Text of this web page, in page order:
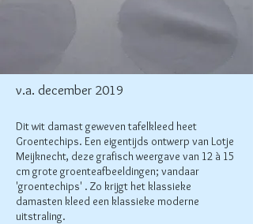
v.a. december 2019
Dit wit damast geweven tafelkleed heet
Groentechips. Een eigentijds ontwerp van Lotje
Meijknecht, deze grafisch weergave van 12 à 15
cm grote groenteafbeeldingen; vandaar
'groentechips' . Zo krijgt het klassieke
damasten kleed een klassieke moderne
uitstraling.